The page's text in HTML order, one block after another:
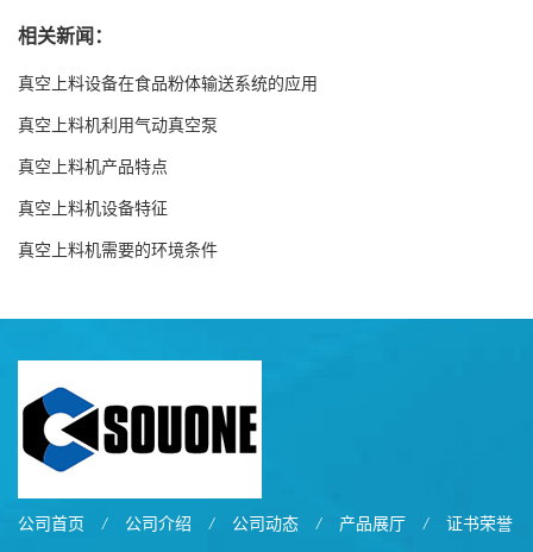
相关新闻：
真空上料设备在食品粉体输送系统的应用
真空上料机利用气动真空泵
真空上料机产品特点
真空上料机设备特征
真空上料机需要的环境条件
公司首页 / 公司介绍 / 公司动态 / 产品展厅 / 证书荣誉